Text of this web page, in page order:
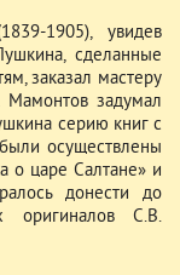
1905), увидев
сделанные
заказал мастеру
Мамонтов задумал
серию книг с
осуществлены
о царе Салтане» и
донести до
оригиналов С.В.